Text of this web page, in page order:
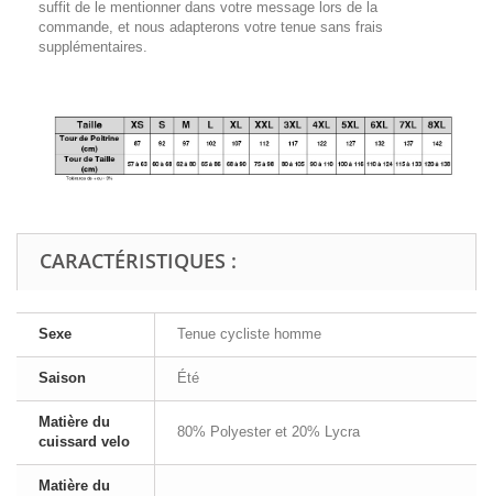
suffit de le mentionner dans votre message lors de la
commande, et nous adapterons votre tenue sans frais
supplémentaires.
CARACTÉRISTIQUES :
Sexe Tenue cycliste homme
Saison Été
Matière du
cuissard velo
80% Polyester et 20% Lycra
Matière du